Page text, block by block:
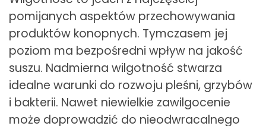
pomijanych aspektów przechowywania
produktów konopnych. Tymczasem jej
poziom ma bezpośredni wpływ na jakość
suszu. Nadmierna wilgotność stwarza
idealne warunki do rozwoju pleśni, grzybów
i bakterii. Nawet niewielkie zawilgocenie
może doprowadzić do nieodwracalnego